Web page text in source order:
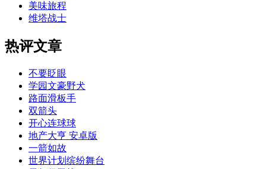
美味旅程
维塔战士
热评文章
不要眨眼
学园文豪野犬
路面滑板手
双箭头
开心连球球
地产大亨 安卓版
一箭如故
世界计划缤纷舞台